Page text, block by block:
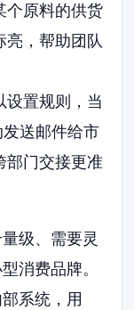
个原料的供货
亮，帮助团队
设置规则，当
发送邮件给市
部门交接更准
级、需要灵
消费品牌。
系统，用